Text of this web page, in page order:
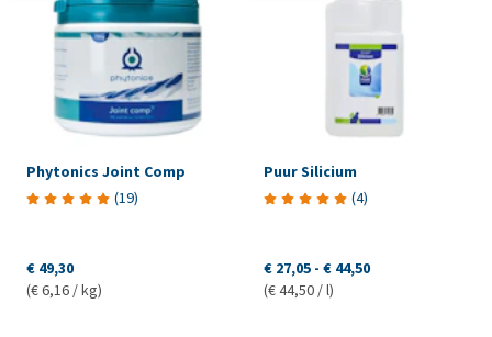
Phytonics Joint Comp
(19)
€ 49,30
(€ 6,16 / kg)
Puur Silicium
(4)
€ 27,05 - € 44,50
(€ 44,50 / l)